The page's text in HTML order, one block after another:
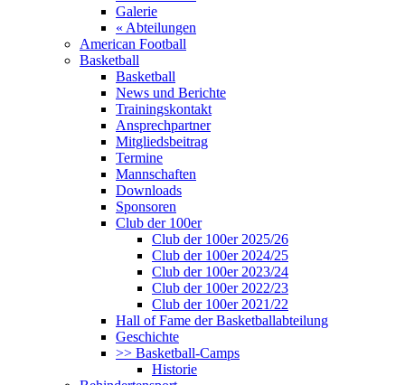
Galerie
« Abteilungen
American Football
Basketball
Basketball
News und Berichte
Trainingskontakt
Ansprechpartner
Mitgliedsbeitrag
Termine
Mannschaften
Downloads
Sponsoren
Club der 100er
Club der 100er 2025/26
Club der 100er 2024/25
Club der 100er 2023/24
Club der 100er 2022/23
Club der 100er 2021/22
Hall of Fame der Basketballabteilung
Geschichte
>> Basketball-Camps
Historie